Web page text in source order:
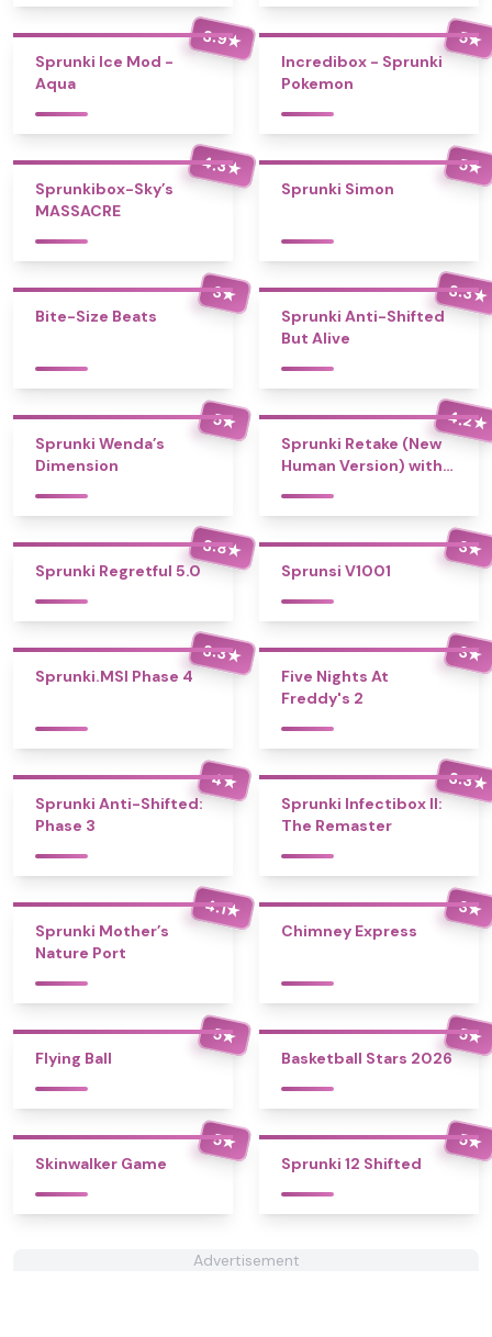
3.9★
Sprunki Ice Mod -
Aqua
5★
Incredibox - Sprunki
Pokemon
4.3★
Sprunkibox-Sky’s
MASSACRE
5★
Sprunki Simon
3★
Bite-Size Beats
3.3★
Sprunki Anti-Shifted
But Alive
5★
Sprunki Wenda’s
Dimension
4.2★
Sprunki Retake (New
Human Version) with
3.8★
Sprunki Regretful 5.0
3★
Sprunsi V1001
3.3★
Sprunki.MSI Phase 4
3★
Five Nights At
Freddy's 2
4★
Sprunki Anti-Shifted:
Phase 3
3.3★
Sprunki Infectibox II:
The Remaster
4.1★
Sprunki Mother’s
Nature Port
3★
Chimney Express
5★
Flying Ball
5★
Basketball Stars 2026
5★
Skinwalker Game
5★
Sprunki 12 Shifted
Advertisement